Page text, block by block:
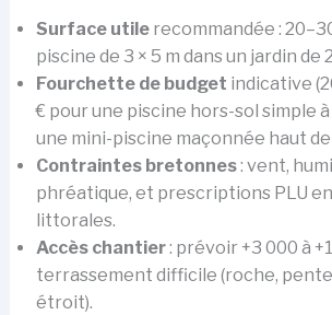
Surface utilerecommandée :
piscine de 3 × 5 m dans un jardin de
Fourchette de budget indicative
€ pour une piscine hors-sol simple
une mini-piscine maçonnée haut de
Contraintes bretonnes: vent,
phréatique, et prescriptions PLU
littorales.
Accès chantier: prévoir +3 000 à
terrassement difficile (roche,
étroit).